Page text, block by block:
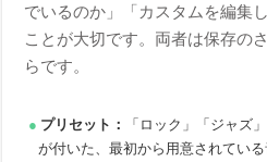
でいるのか」「カスタムを編集
ことが大切です。両者は保存の
らです。
プリセット：
「ロック」「ジャズ
が付いた、最初から用意されてい